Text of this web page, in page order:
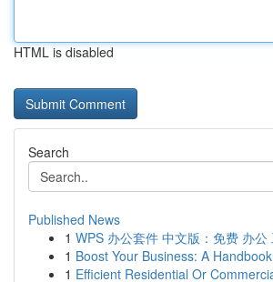
HTML is disabled
Search
Published News
1 WPS 办公套件 中文版：免费 办公
1 Boost Your Business: A
1 Efficient Residential Or